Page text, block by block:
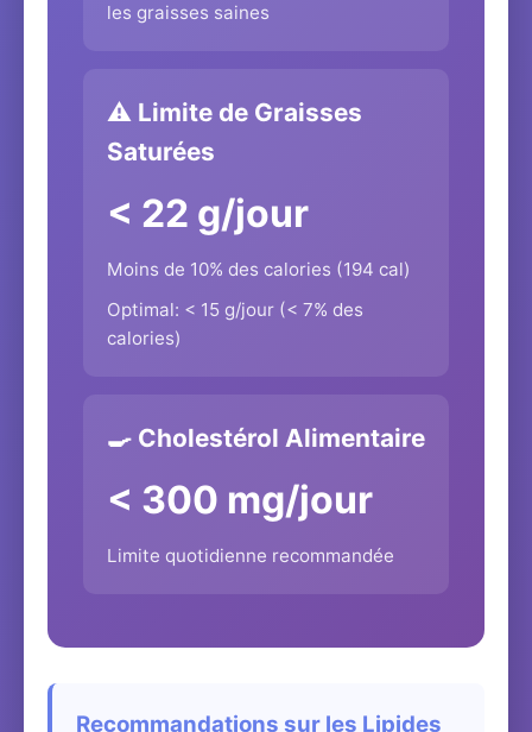
les graisses saines
⚠️ Limite de Graisses
Saturées
< 22 g/jour
Moins de 10% des calories (194 cal)
Optimal: < 15 g/jour (< 7% des
calories)
🍳 Cholestérol Alimentaire
< 300 mg/jour
Limite quotidienne recommandée
Recommandations sur les Lipides